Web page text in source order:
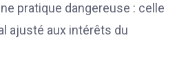
pratique dangereuse : celle
ajusté aux intérêts du